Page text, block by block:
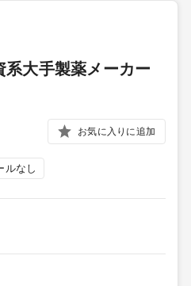
系大手製薬メーカー
お気に入りに追加
ルなし